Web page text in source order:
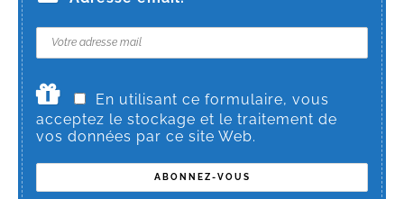
En utilisant ce formulaire, vous
acceptez le stockage et le traitement de
vos données par ce site Web.